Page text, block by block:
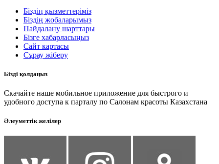
Біздің қызметтеріміз
Біздің жобаларымыз
Пайдалану шарттары
Бізге хабарласыңыз
Сайт картасы
Сұрау жіберу
Бізді қолдаңыз
Скачайте наше мобильное приложение для быстрого и
удобного доступа к парталу по Салонам красоты Казахстана
Әлеуметтік желілер